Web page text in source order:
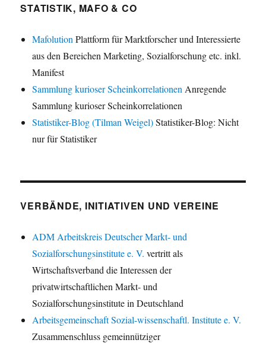
STATISTIK, MAFO & CO
Mafolution Plattform für Marktforscher und Interessierte
aus den Bereichen Marketing, Sozialforschung etc. inkl.
Manifest
Sammlung kurioser Scheinkorrelationen Anregende
Sammlung kurioser Scheinkorrelationen
Statistiker-Blog (Tilman Weigel)Statistiker-Blog: Nicht
nur für Statistiker
VERBÄNDE, INITIATIVEN UND VEREINE
ADM Arbeitskreis Deutscher Markt- und
Sozialforschungsinstitute e. V. vertritt als
Wirtschaftsverband die Interessen der
privatwirtschaftlichen Markt- und
Sozialforschungsinstitute in Deutschland
Arbeitsgemeinschaft Sozial-wissenschaftl. Institute e. V.
Zusammenschluss gemeinnütziger